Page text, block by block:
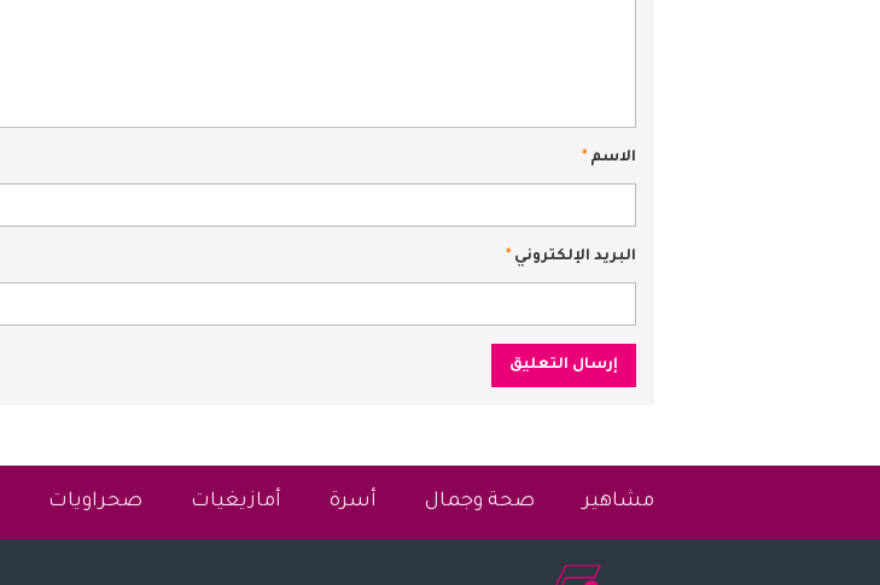
الاسم *
البريد الإلكتروني *
مشاهير صحة وجمال أسرة أمازيغيات صحراويات